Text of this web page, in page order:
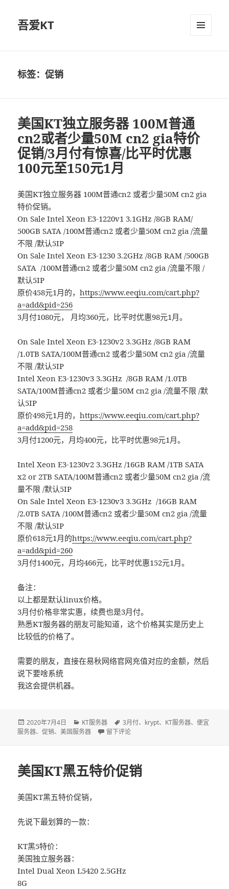
吾爱KT
标签：促销
美国KT独立服务器 100M普通
cn2或者少量50M cn2 gia特价
促销/3月付有惊喜/比平时优惠
100元至150元1月
美国KT独立服务器 100M普通cn2 或者少量50M cn2 gia
特价促销。
On Sale Intel Xeon E3-1220v1 3.1GHz /8GB RAM/
500GB SATA /100M普通cn2 或者少量50M cn2 gia /流量
不限 /默认5IP
On Sale Intel Xeon E3-1230 3.2GHz /8GB RAM /500GB
SATA /100M普通cn2 或者少量50M cn2 gia /流量不限 /
默认5IP
原价458元1月的，https://www.eeqiu.com/cart.php?
a=add&pid=256
3月付1080元， 月均360元，比平时优惠98元1月。
On Sale Intel Xeon E3-1230v2 3.3GHz /8GB RAM
/1.0TB SATA/100M普通cn2 或者少量50M cn2 gia /流量
不限 /默认5IP
Intel Xeon E3-1230v3 3.3GHz /8GB RAM /1.0TB
SATA/100M普通cn2 或者少量50M cn2 gia /流量不限 /默
认5IP
原价498元1月的，https://www.eeqiu.com/cart.php?
a=add&pid=258
3月付1200元，月均400元，比平时优惠98元1月。
Intel Xeon E3-1230v2 3.3GHz /16GB RAM /1TB SATA
x2 or 2TB SATA/100M普通cn2 或者少量50M cn2 gia /流
量不限 /默认5IP
On Sale Intel Xeon E3-1230v3 3.3GHz /16GB RAM
/2.0TB SATA /100M普通cn2 或者少量50M cn2 gia /流量
不限 /默认5IP
原价618元1月的https://www.eeqiu.com/cart.php?
a=add&pid=260
3月付1400元，月均466元，比平时优惠152元1月。
备注：
以上都是默认linux价格。
3月付价格非常实惠，续费也是3月付。
熟悉KT服务器的朋友可能知道，这个价格其实是历史上
比较低的价格了。
需要的朋友，直接在易秋网络官网充值对应的金额，然后
说下要啥系统
我这会提供机器。
发
布
2020年7月4日
分
类
KT服务器
标
签
3月付、 krypt、 KT服务器、便宜
服务器、促销、美国服务器 于美国KT独立服务器 100M普通cn2或者少
留下评论
美国KT黑五特价促销
美国KT黑五特价促销，
先说下最划算的一款：
KT黑5特价：
美国独立服务器：
Intel Dual Xeon L5420 2.5GHz
8G